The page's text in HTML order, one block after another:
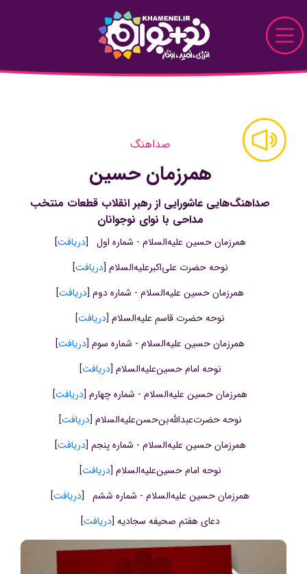
Skip to Main Content
دیدار
پرونده
تماشایی
جستجو
جستجو
صداهنگ
همرزمان حسین
صداهنگ‌هایی عاشورایی از رهبر انقلاب قطعات منتخب
مداحی با نوای نوجوانان
همرزمان حسین علیه‌السلام - شماره اول [دریافت]
نوحه حضرت علی‌اکبرعلیه‌السلام [دریافت]
همرزمان حسین علیه‌السلام - شماره دوم [دریافت]
نوحه حضرت قاسم علیه‌السلام [دریافت]
همرزمان حسین علیه‌السلام - شماره سوم [دریافت]
نوحه امام حسین‌علیه‌السلام [دریافت]
همرزمان حسین علیه‌السلام - شماره چهارم [دریافت]
نوحه حضرت‌عبدالله‌بن‌حسن‌علیه‌السلام [دریافت]
همرزمان حسین علیه‌السلام - شماره پنجم [دریافت]
نوحه امام حسین‌علیه‌السلام [دریافت]
همرزمان حسین علیه‌السلام - شماره ششم [دریافت]
دعای هفتم صحیفه سجادیه [دریافت]